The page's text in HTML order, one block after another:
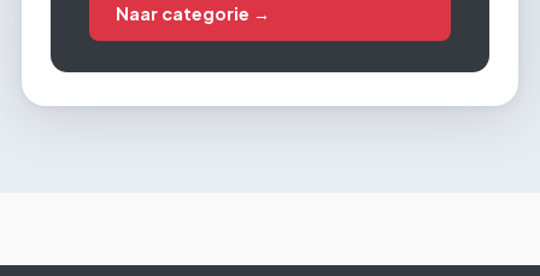
Naar categorie →